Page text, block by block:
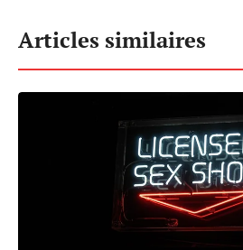
Articles similaires